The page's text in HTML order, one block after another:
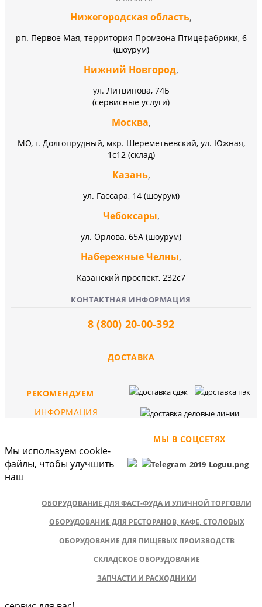
Нижегородская область,
рп. Первое Мая, территория Промзона Птицефабрики, 6
(шоурум)
Нижний Новгород,
ул. Литвинова, 74Б
(сервисные услуги)
Москва,
МО, г. Долгопрудный, мкр. Шереметьевский, ул. Южная,
1с12 (склад)
Казань,
ул. Гассара, 14 (шоурум)
Чебоксары,
ул. Орлова, 65А (шоурум)
Набережные Челны,
Казанский проспект, 232c7
КОНТАКТНАЯ ИНФОРМАЦИЯ
8 (800) 20-00-392
ДОСТАВКА
МЫ В СОЦСЕТЯХ
РЕКОМЕНДУЕМ
ОБОРУДОВАНИЕ ДЛЯ ФАСТ-ФУДА И УЛИЧНОЙ ТОРГОВЛИ
ОБОРУДОВАНИЕ ДЛЯ РЕСТОРАНОВ, КАФЕ, СТОЛОВЫХ
ОБОРУДОВАНИЕ ДЛЯ ПИЩЕВЫХ ПРОИЗВОДСТВ
СКЛАДСКОЕ ОБОРУДОВАНИЕ
ЗАПЧАСТИ И РАСХОДНИКИ
ИНФОРМАЦИЯ
Мы используем cookie-
файлы, чтобы улучшить
наш